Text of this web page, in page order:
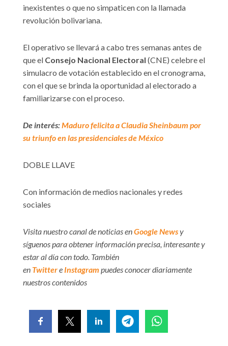
inexistentes o que no simpaticen con la llamada
revolución bolivariana.
El operativo se llevará a cabo tres semanas antes de
que el Consejo Nacional Electoral (CNE) celebre el
simulacro de votación establecido en el cronograma,
con el que se brinda la oportunidad al electorado a
familiarizarse con el proceso.
De interés:Maduro felicita a Claudia Sheinbaum por
su triunfo en las presidenciales de México
DOBLE LLAVE
Con información de medios nacionales y redes
sociales
Visita nuestro canal de noticias enGoogle Newsy
síguenos para obtener información precisa, interesante y
estar al día con todo. También
en Twittere Instagram puedes conocer diariamente
nuestros contenidos